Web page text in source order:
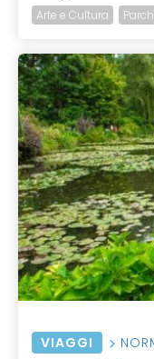
Arte e Cultura
VIAGGI